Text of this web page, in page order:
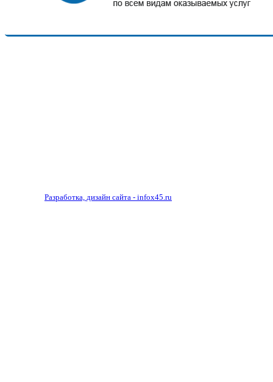
Разработка, дизайн сайта - infox45.ru